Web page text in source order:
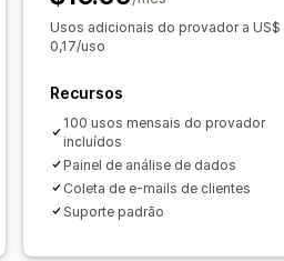
Usos adicionais do provador a US$
0,17/uso
Recursos
100 usos mensais do provador
incluídos
Painel de análise de dados
Coleta de e-mails de clientes
Suporte padrão